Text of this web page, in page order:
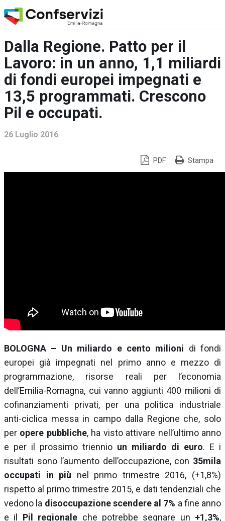
Dalla Regione. Patto per il
Lavoro: in un anno, 1,1 miliardi
di fondi europei impegnati e
13,5 programmati. Crescono
Pil e occupati.
26 Luglio 2016
PDF Stampa
BOLOGNA – Un miliardo e cento milioni di fondi
europei già impegnati nel primo anno e mezzo di
programmazione, risorse reali per l’economia
dell’Emilia-Romagna, cui vanno aggiunti 400 milioni di
cofinanziamenti privati, per una politica industriale
anti-ciclica messa in campo dalla Regione che, solo
per opere pubbliche, ha visto attivare nell’ultimo anno
e per il prossimo triennio un miliardo di euro. E i
risultati sono l’aumento dell’occupazione, con 35mila
occupati in più nel primo trimestre 2016, (+1,8%)
rispetto al primo trimestre 2015, e dati tendenziali che
vedono la disoccupazione scendere al 7% a fine anno
e il Pil regionale che potrebbe segnare un +1,3%,